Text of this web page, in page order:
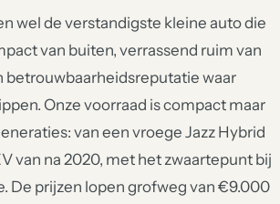
wel de verstandigste kleine auto die
van buiten, verrassend ruim van
betrouwbaarheidsreputatie waar
Onze voorraad is compact maar
van een vroege Jazz Hybrid
van na 2020, met het zwaartepunt bij
De prijzen lopen grofweg van €9.000